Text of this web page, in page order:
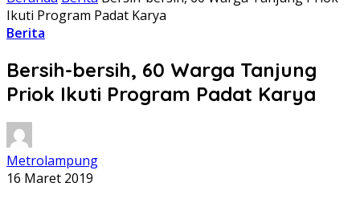
Ikuti Program Padat Karya
Berita
Bersih-bersih, 60 Warga Tanjung
Priok Ikuti Program Padat Karya
Metrolampung
16 Maret 2019